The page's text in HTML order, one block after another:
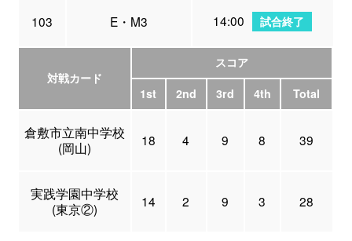
103 E・M3 14:00 試合終了
対戦カード
スコア
1st
2nd 3rd 4th Total
倉敷市立南中学校
(岡山)
18 4 9 8 39
実践学園中学校
(東京②)
14 2 9 3 28